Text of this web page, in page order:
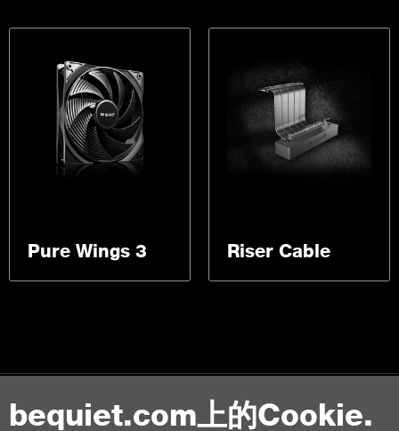
bequiet.com上的Cookie.
Pure Wings 3 Riser Cable
聯絡我們